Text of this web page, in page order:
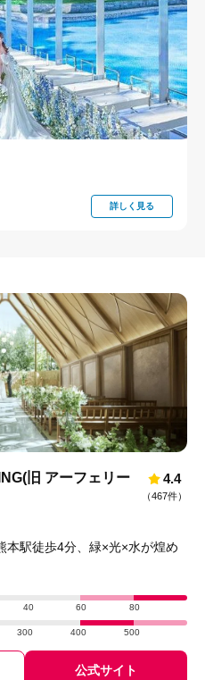
詳しく見る
旧 アーフェリー
4.4
（467件）
本駅徒歩4分、緑×光×水が煌め
40 60 80
300 400 500
公式サイト